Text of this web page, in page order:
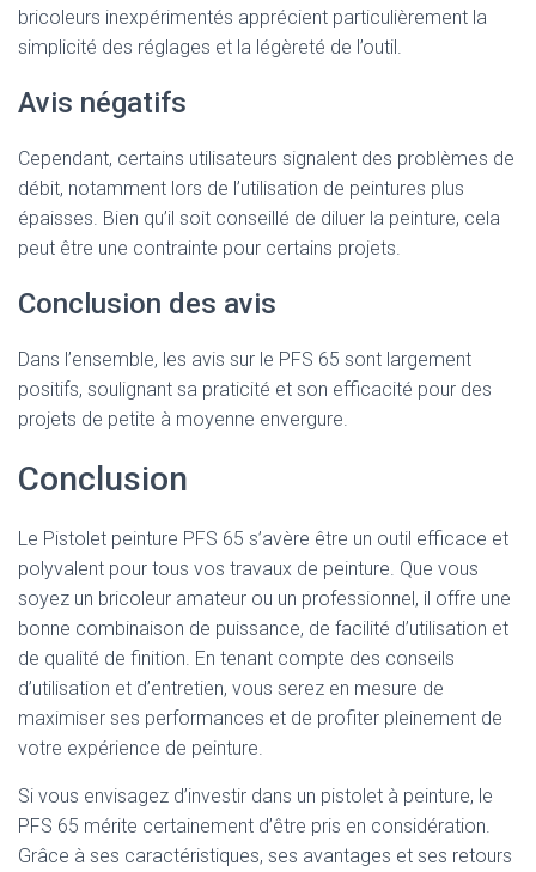
bricoleurs inexpérimentés apprécient particulièrement la
simplicité des réglages et la légèreté de l’outil.
Avis négatifs
Cependant, certains utilisateurs signalent des problèmes de
débit, notamment lors de l’utilisation de peintures plus
épaisses. Bien qu’il soit conseillé de diluer la peinture, cela
peut être une contrainte pour certains projets.
Conclusion des avis
Dans l’ensemble, les avis sur le PFS 65 sont largement
positifs, soulignant sa praticité et son efficacité pour des
projets de petite à moyenne envergure.
Conclusion
Le Pistolet peinture PFS 65 s’avère être un outil efficace et
polyvalent pour tous vos travaux de peinture. Que vous
soyez un bricoleur amateur ou un professionnel, il offre une
bonne combinaison de puissance, de facilité d’utilisation et
de qualité de finition. En tenant compte des conseils
d’utilisation et d’entretien, vous serez en mesure de
maximiser ses performances et de profiter pleinement de
votre expérience de peinture.
Si vous envisagez d’investir dans un pistolet à peinture, le
PFS 65 mérite certainement d’être pris en considération.
Grâce à ses caractéristiques, ses avantages et ses retours